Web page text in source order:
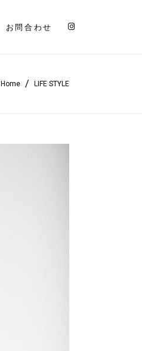
お問合わせ
Home / LIFE STYLE